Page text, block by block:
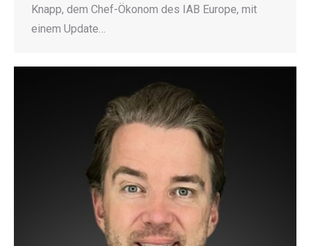
Knapp, dem Chef-Ökonom des IAB Europe, mit
einem Update…